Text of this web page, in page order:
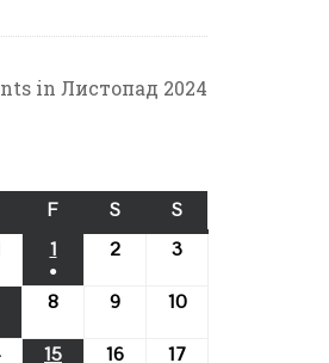
in Листопад 2024
FП’ЯТНИЦЯ
SСУБОТА
SНЕДІЛЯ
31.10.2024
1 01.11.2024
●
(1
2 02.11.2024
3
07.11.2024
8 08.11.2024
9 09.11.2024
1010.11.2024
14.11.2024
15 15.11.2024
16 16.11.2024
17